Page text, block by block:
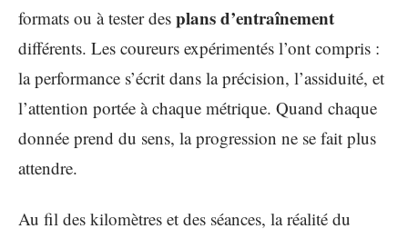
formats ou à tester des plans d’entraînement
différents. Les coureurs expérimentés l’ont compris :
la performance s’écrit dans la précision, l’assiduité, et
l’attention portée à chaque métrique. Quand chaque
donnée prend du sens, la progression ne se fait plus
attendre.
Au fil des kilomètres et des séances, la réalité du